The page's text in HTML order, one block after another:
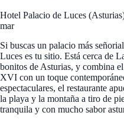
Hotel Palacio de Luces
mar
Si buscas un palacio más
Luces es tu sitio. Está cerca de
bonitos de Asturias, y combina
XVI con un toque
espectaculares, el restaurante
la playa y la montaña a tiro de
tranquila y con mucho sabor